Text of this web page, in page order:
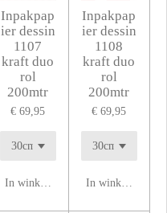
Inpakpap
ier dessin
1107
kraft duo
rol
200mtr
€ 69,95
In winkelwagen
Inpakpap
ier dessin
1108
kraft duo
rol
200mtr
€ 69,95
In winkelwagen